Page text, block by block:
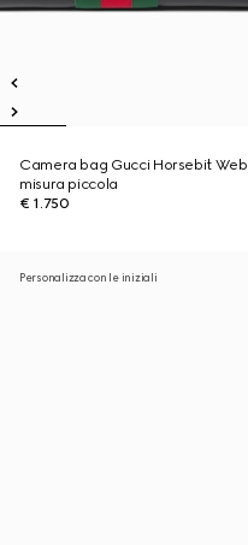
Camera bag Gucci Horsebit Web
misura piccola
€ 1.750
Personalizza con le iniziali